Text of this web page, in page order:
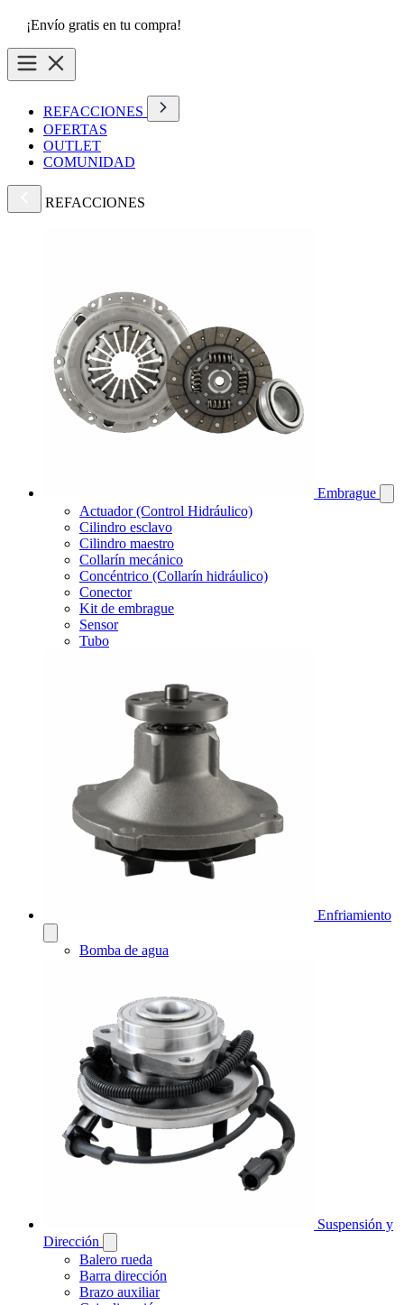
¡Envío gratis en tu compra!
REFACCIONES
OFERTAS
OUTLET
COMUNIDAD
REFACCIONES
Embrague
Actuador (Control Hidráulico)
Cilindro esclavo
Cilindro maestro
Collarín mecánico
Concéntrico (Collarín hidráulico)
Conector
Kit de embrague
Sensor
Tubo
Enfriamiento
Bomba de agua
Suspensión y
Dirección
Balero rueda
Barra dirección
Brazo auxiliar